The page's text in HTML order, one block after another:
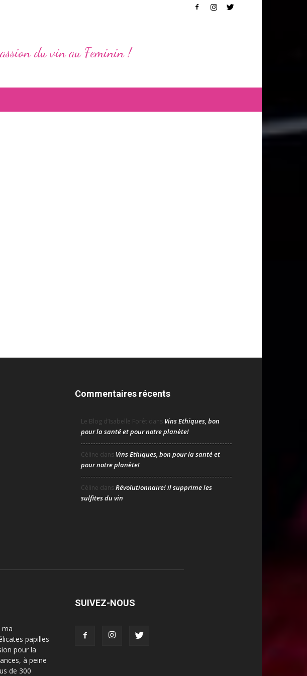
du vin au Feminin !
Commentaires récents
Le Blog d’Isabelle Forêt dans Vins Ethiques, bon
pour la santé et pour notre planète!
Céline dans Vins Ethiques, bon pour la santé et
pour notre planète!
Céline dansRévolutionnaire! il supprime les
sulfites du vin
ma
papilles
pour la
à peine
de 300
SUIVEZ-NOUS